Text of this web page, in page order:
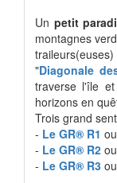
Un petit
montagnes
"Diagonale
traverse l'île
horizons en
Trois grand
- Le GR® R1
- Le GR® R2
- Le GR® R3